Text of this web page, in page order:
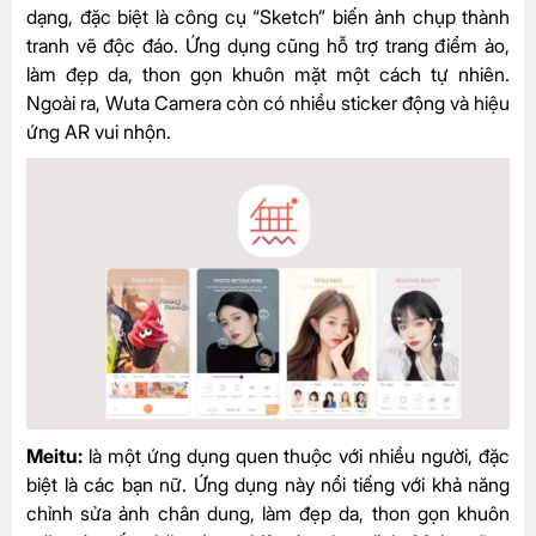
dạng, đặc biệt là công cụ “Sketch” biến ảnh chụp thành
tranh vẽ độc đáo. Ứng dụng cũng hỗ trợ trang điểm ảo,
làm đẹp da, thon gọn khuôn mặt một cách tự nhiên.
Ngoài ra, Wuta Camera còn có nhiều sticker động và hiệu
ứng AR vui nhộn.
Meitu: là một ứng dụng quen thuộc với nhiều người, đặc
biệt là các bạn nữ. Ứng dụng này nổi tiếng với khả năng
chỉnh sửa ảnh chân dung, làm đẹp da, thon gọn khuôn